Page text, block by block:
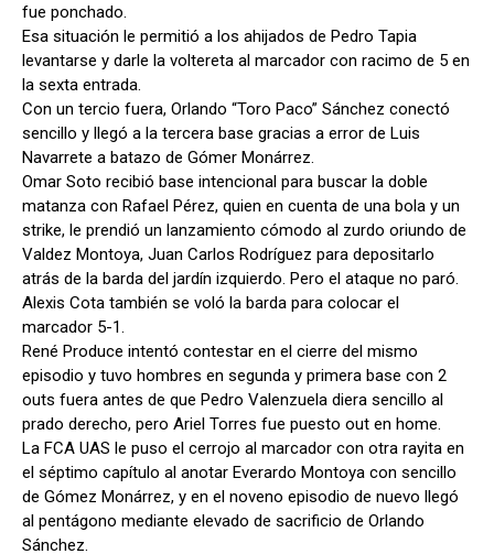
fue ponchado.
Esa situación le permitió a los ahijados de Pedro Tapia
levantarse y darle la voltereta al marcador con racimo de 5 en
la sexta entrada.
Con un tercio fuera, Orlando “Toro Paco” Sánchez conectó
sencillo y llegó a la tercera base gracias a error de Luis
Navarrete a batazo de Gómer Monárrez.
Omar Soto recibió base intencional para buscar la doble
matanza con Rafael Pérez, quien en cuenta de una bola y un
strike, le prendió un lanzamiento cómodo al zurdo oriundo de
Valdez Montoya, Juan Carlos Rodríguez para depositarlo
atrás de la barda del jardín izquierdo. Pero el ataque no paró.
Alexis Cota también se voló la barda para colocar el
marcador 5-1.
René Produce intentó contestar en el cierre del mismo
episodio y tuvo hombres en segunda y primera base con 2
outs fuera antes de que Pedro Valenzuela diera sencillo al
prado derecho, pero Ariel Torres fue puesto out en home.
La FCA UAS le puso el cerrojo al marcador con otra rayita en
el séptimo capítulo al anotar Everardo Montoya con sencillo
de Gómez Monárrez, y en el noveno episodio de nuevo llegó
al pentágono mediante elevado de sacrificio de Orlando
Sánchez.